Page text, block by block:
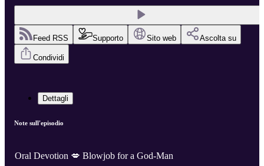
Feed RSS Supporto Sito web Ascolta su
Condividi
Dettagli
Note sull'episodio
Oral Devotion 💋 Blowjob for a God-Man